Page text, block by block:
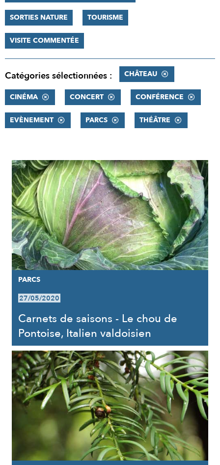
SORTIES NATURE TOURISME
VISITE COMMENTÉE
Catégories sélectionnées : CHÂTEAU
CINÉMA CONCERT CONFÉRENCE
EVÈNEMENT PARCS THÉÂTRE
RÉSULTATS
PARCS
27/05/2020
Carnets de saisons - Le chou de
Pontoise, Italien valdoisien